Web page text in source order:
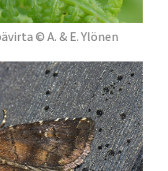
© A. & E. Ylönen